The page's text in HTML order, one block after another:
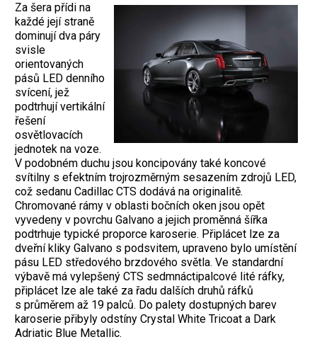
Za šera přídi na
každé její straně
dominují dva páry
svisle
orientovaných
pásů LED denního
svícení, jež
podtrhují vertikální
řešení
osvětlovacích
jednotek na voze.
V podobném duchu jsou koncipovány také koncové
svítilny s efektním trojrozměrným sesazením zdrojů LED,
což sedanu Cadillac CTS dodává na originalitě.
Chromované rámy v oblasti bočních oken jsou opět
vyvedeny v povrchu Galvano a jejich proměnná šířka
podtrhuje typické proporce karoserie. Připlácet lze za
dveřní kliky Galvano s podsvitem, upraveno bylo umístění
pásu LED středového brzdového světla. Ve standardní
výbavě má vylepšený CTS sedmnáctipalcové lité ráfky,
připlácet lze ale také za řadu dalších druhů ráfků
s průměrem až 19 palců. Do palety dostupných barev
karoserie přibyly odstíny Crystal White Tricoat a Dark
Adriatic Blue Metallic.